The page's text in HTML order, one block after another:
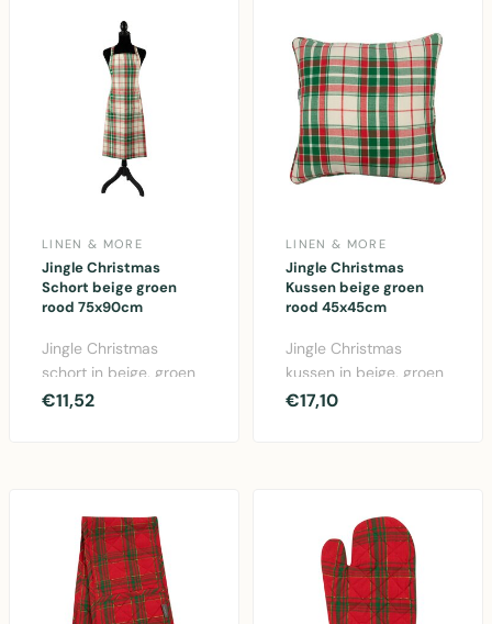
LINEN & MORE
Jingle Christmas
Schort beige groen
rood 75x90cm
Jingle Christmas
schort in beige, groen
en rood. Afmeting
€11,52
LINEN & MORE
Jingle Christmas
Kussen beige groen
rood 45x45cm
Jingle Christmas
kussen in beige, groen
en rood. 45x45cm
€17,10